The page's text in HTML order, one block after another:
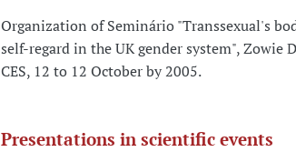
Organization of Seminário "Transsexual's
self-regard in the UK gender system", Zowie
CES, 12 to 12 October by 2005.
Presentations in scientific events